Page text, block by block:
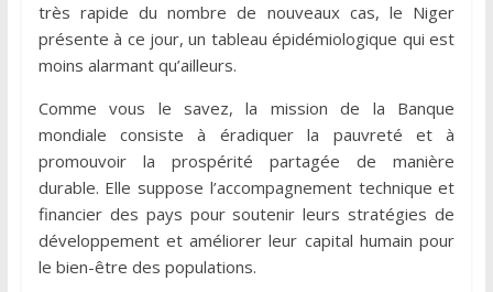
très rapide du nombre de nouveaux cas, le Niger
présente à ce jour, un tableau épidémiologique qui est
moins alarmant qu’ailleurs.
Comme vous le savez, la mission de la Banque
mondiale consiste à éradiquer la pauvreté et à
promouvoir la prospérité partagée de manière
durable. Elle suppose l’accompagnement technique et
financier des pays pour soutenir leurs stratégies de
développement et améliorer leur capital humain pour
le bien-être des populations.